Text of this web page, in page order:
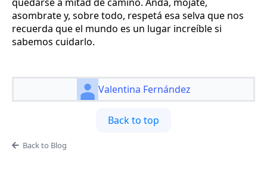
asombrate y, sobre todo, respetá esa selva que nos
recuerda que el mundo es un lugar increíble si
sabemos cuidarlo.
Valentina Fernández
Back to top
Back to Blog